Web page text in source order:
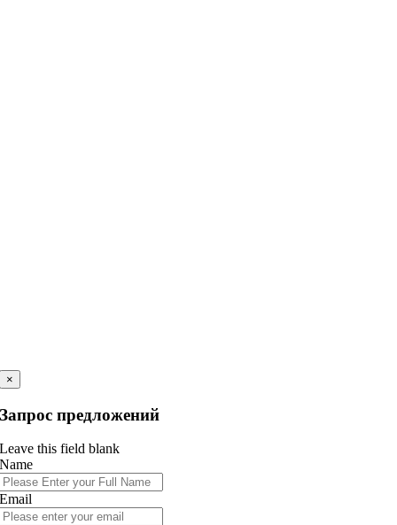
×
Запрос предложений
Leave this field blank
Name
Email